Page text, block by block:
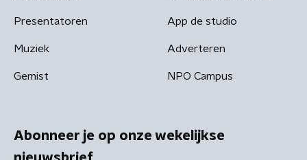
Presentatoren
Muziek
Gemist
App de studio
Adverteren
NPO Campus
Abonneer je op onze wekelijkse